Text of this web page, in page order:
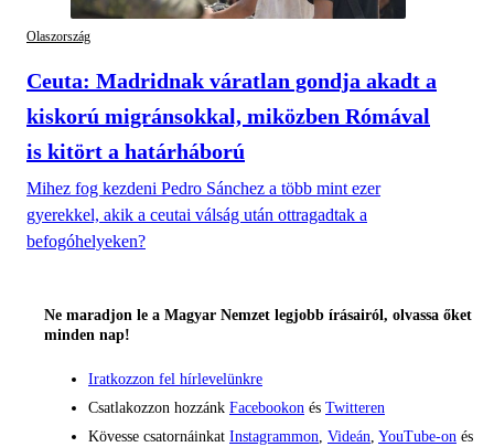
Olaszország
Ceuta: Madridnak váratlan gondja akadt a
kiskorú migránsokkal, miközben Rómával
is kitört a határháború
Mihez fog kezdeni Pedro Sánchez a több mint ezer
gyerekkel, akik a ceutai válság után ottragadtak a
befogóhelyeken?
Ne maradjon le a Magyar Nemzet legjobb írásairól, olvassa őket
minden nap!
Iratkozzon fel hírlevelünkre
Csatlakozzon hozzánk Facebookon és Twitteren
Kövesse csatornáinkat Instagrammon, Videán, YouTube-on és